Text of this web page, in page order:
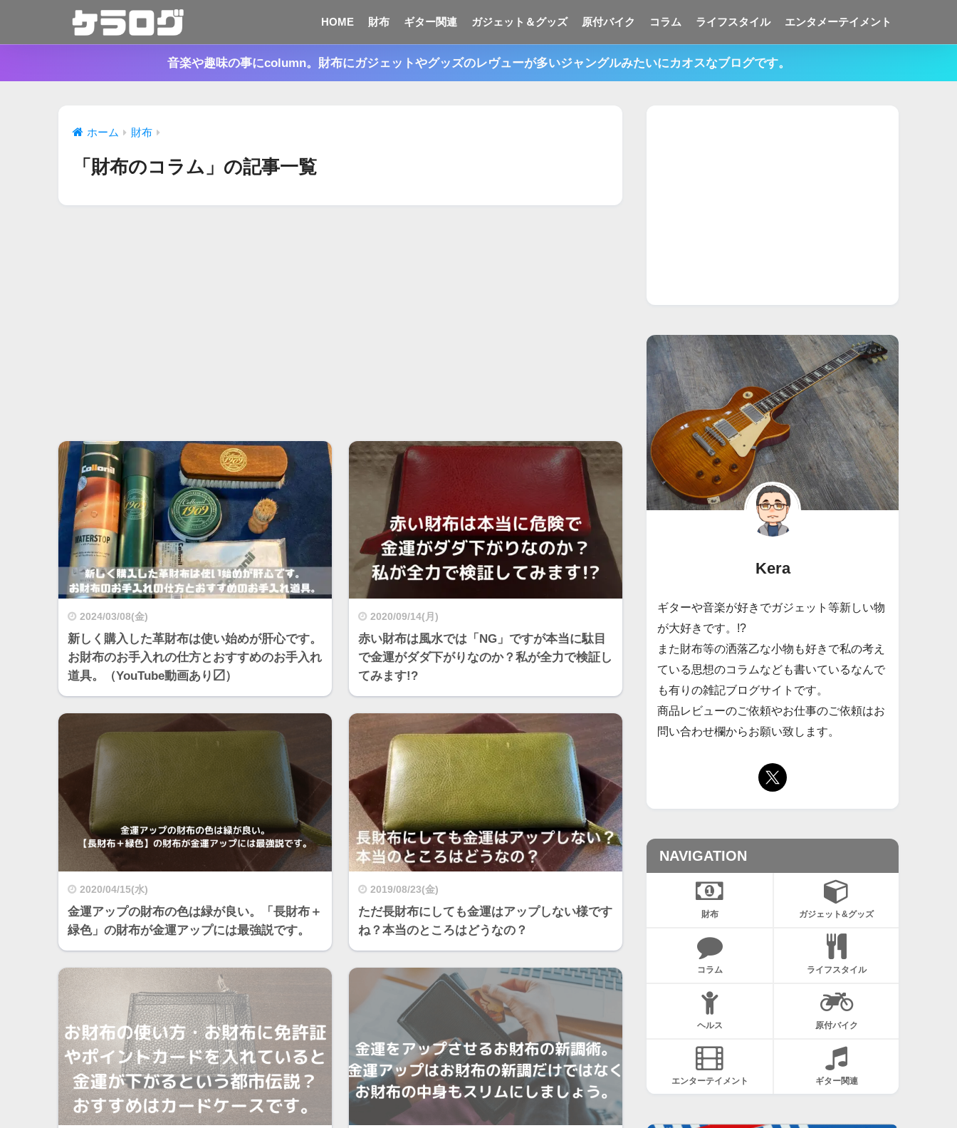
HOME 財布 ギター関連 ガジェット＆グッズ 原付バイク コラム ライフスタイル エンタメーテイメント
音楽や趣味の事にcolumn。財布にガジェットやグッズのレヴューが多いジャングルみたいにカオスなブログです。
ホーム 財布
「財布のコラム」の記事一覧
2024/03/08(金)
新しく購入した革財布は使い始めが肝心です。
お財布のお手入れの仕方とおすすめのお手入れ
道具。（YouTube動画あり〼）
2020/09/14(月)
赤い財布は風水では「NG」ですが本当に駄目
で金運がダダ下がりなのか？私が全力で検証し
てみます!?
2020/04/15(水)
金運アップの財布の色は緑が良い。「長財布＋
緑色」の財布が金運アップには最強説です。
2019/08/23(金)
ただ長財布にしても金運はアップしない様です
ね？本当のところはどうなの？
Kera
ギターや音楽が好きでガジェット等新しい物
が大好きです。!?
また財布等の洒落乙な小物も好きで私の考え
ている思想のコラムなども書いているなんで
も有りの雑記ブログサイトです。
商品レビューのご依頼やお仕事のご依頼はお
問い合わせ欄からお願い致します。
NAVIGATION
財布 ガジェット&グッズ
コラム ライフスタイル
ヘルス 原付バイク
エンターテイメント ギター関連